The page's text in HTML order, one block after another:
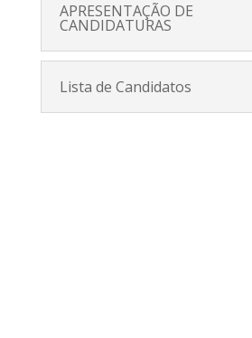
APRESENTAÇÃO DE
CANDIDATURAS
Lista de Candidatos